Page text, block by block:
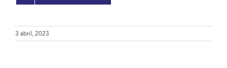
3 abril, 2023